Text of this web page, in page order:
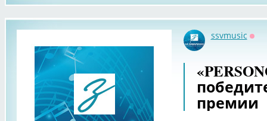
ssvmusic
премии